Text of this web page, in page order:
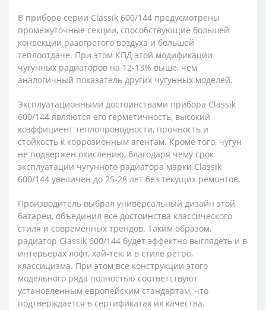
В приборе серии Сlassik 600/144 предусмотрены
промежуточные секции, способствующие большей
конвекции разогретого воздуха и большей
теплоотдаче. При этом КПД этой модификации
чугунных радиаторов на 12-13% выше, чем
аналогичный показатель других чугунных моделей.
Эксплуатационными достоинствами прибора Сlassik
600/144 являются его герметичность, высокий
коэффициент теплопроводности, прочность и
стойкость к коррозионным агентам. Кроме того, чугун
не подвержен окислению, благодаря чему срок
эксплуатации чугунного радиатора марки Сlassik
600/144 увеличен до 25-28 лет без текущих ремонтов.
Производитель выбрал универсальный дизайн этой
батареи, объединил все достоинства классического
стиля и современных трендов. Таким образом,
радиатор Сlassik 600/144 будет эффектно выглядеть и в
интерьерах лофт, хай-тек, и в стиле ретро,
классицизма. При этом все конструкции этого
модельного ряда полностью соответствуют
установленным европейским стандартам, что
подтверждается в сертификатах их качества.